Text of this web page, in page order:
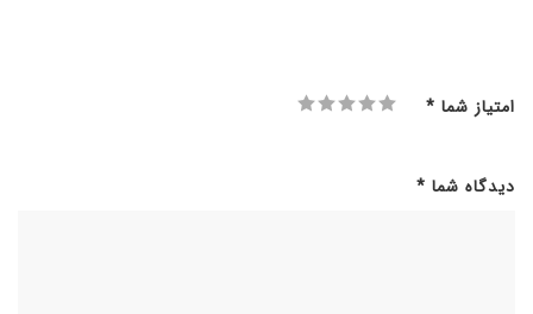
امتیاز شما *
دیدگاه شما *